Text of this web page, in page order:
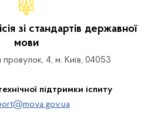
зі стандартів державної
мови
провулок, 4, м. Київ, 04053
підтримки іспиту